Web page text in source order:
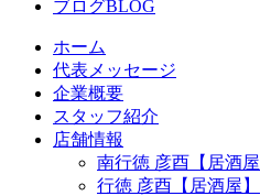
ブログBLOG
ホーム
代表メッセージ
企業概要
スタッフ紹介
店舗情報
南行徳 彦酉【居酒屋
行徳 彦酉【居酒屋】